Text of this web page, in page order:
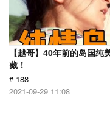
【越哥】40年前的岛国
藏！
# 188
2021-09-29 11:08